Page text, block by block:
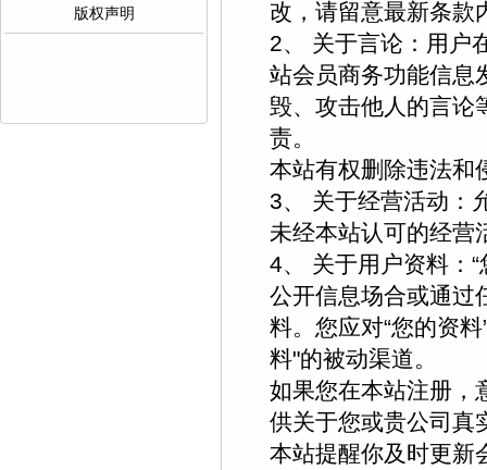
版权声明
改，请留意最新条款
2、 关于言论：用户
站会员商务功能信息
毁、攻击他人的言论
责。
本站有权删除违法和
3、 关于经营活动：
未经本站认可的经营
4、 关于用户资料：
公开信息场合或通过
料。您应对“您的资
料"的被动渠道。
如果您在本站注册，
供关于您或贵公司真
本站提醒你及时更新